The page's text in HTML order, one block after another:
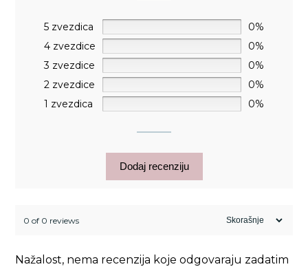
5 zvezdica
0%
4 zvezdice
0%
3 zvezdice
0%
2 zvezdice
0%
1 zvezdica
0%
Dodaj recenziju
0 of 0 reviews
Nažalost, nema recenzija koje odgovaraju zadatim